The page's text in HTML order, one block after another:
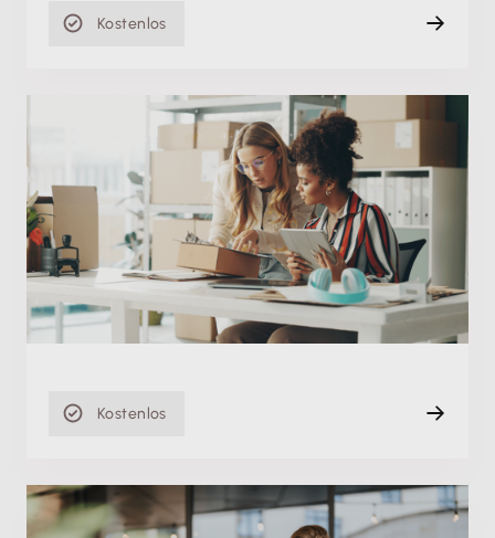
Kostenlos
Produktschulung
Erfolgreich im E-Commerce: Steuern, Prozesse
und Wachstum im Griff
Mi. 13.05.2026
Aufzeichnung
47 min
Kostenlos
Produktschulung